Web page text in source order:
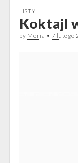
LISTY
Koktajl
by Monia • 7 lutego